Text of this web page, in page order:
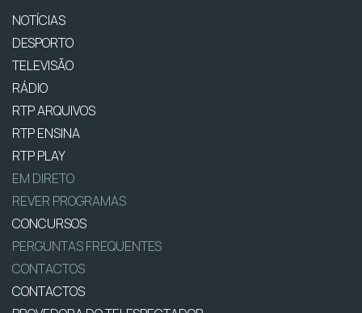
NOTÍCIAS
DESPORTO
TELEVISÃO
RÁDIO
RTP ARQUIVOS
RTP ENSINA
RTP PLAY
EM DIRETO
REVER PROGRAMAS
CONCURSOS
PERGUNTAS FREQUENTES
CONTACTOS
CONTACTOS